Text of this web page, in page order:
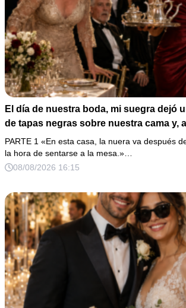
El día de nuestra boda, mi suegra dejó
de tapas negras sobre nuestra cama y,
marcharse, dijo: «En esta familia todos
una misma regla…».
PARTE 1 «En esta casa, la nuera va después
la hora de sentarse a la mesa.»…
08/08/2026 16:15